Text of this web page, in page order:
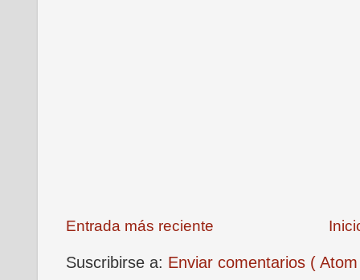
Entrada más reciente
Suscribirse a: Enviar comentarios (